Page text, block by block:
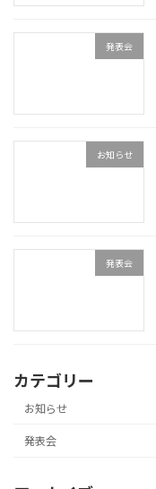
発表会
お知らせ
発表会
カテゴリー
お知らせ
発表会